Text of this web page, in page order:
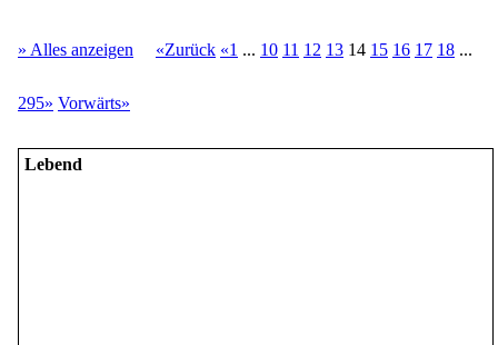
» Alles anzeigen «Zurück «1 ... 10 11 12 13 14 15 16 17 18 ...
295» Vorwärts»
Lebend